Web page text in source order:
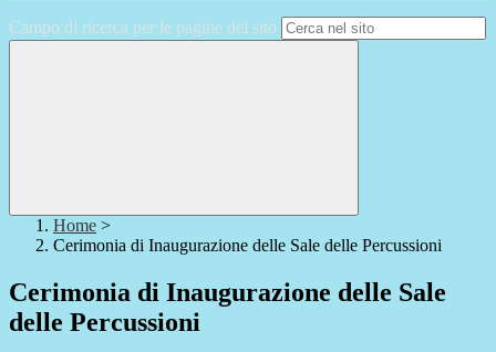
Campo di ricerca per le pagine del sito
Home >
Cerimonia di Inaugurazione delle Sale delle Percussioni
Cerimonia di Inaugurazione delle Sale
delle Percussioni